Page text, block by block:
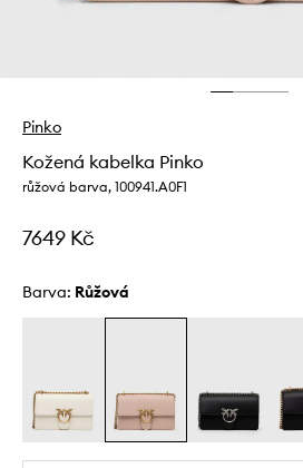
Pinko
Kožená kabelka Pinko
růžová barva, 100941.A0F1
7649 Kč
Barva: růžová